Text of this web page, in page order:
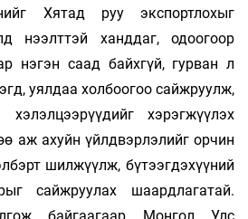
Хятад руу экспортлохыг
нээлттэй ханддаг, одоогоор
нэгэн саад байхгүй, гурван л
уялдаа холбоогоо сайжруулж,
хэрэгжүүлэх
аж ахуйн үйлдвэрлэлийг орчин
шилжүүлж, бүтээгдэхүүний
сайжруулах шаардлагатай.